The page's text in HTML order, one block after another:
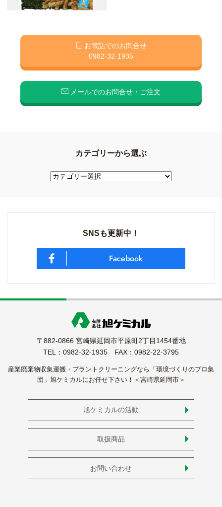
お電話でのお問合せ
0982-32-1935
メールでのお問合せ・ご注文
カテゴリーから選ぶ
SNSも更新中！
Facebook
〒882-0866 宮崎県延岡市平原町2丁目1454番地
TEL：0982-32-1935 FAX：0982-22-3795
産業廃棄物収集運搬・プラントクリーニングなら「環境づくりのプロ集
団」旭ケミカルにお任せ下さい！＜宮崎県延岡市＞
旭ケミカルの活動
取扱商品
お問い合わせ